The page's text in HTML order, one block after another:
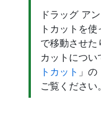
ドラッグ ア
トカットを
で移動させた
カットについ
トカット 」
ご覧ください。